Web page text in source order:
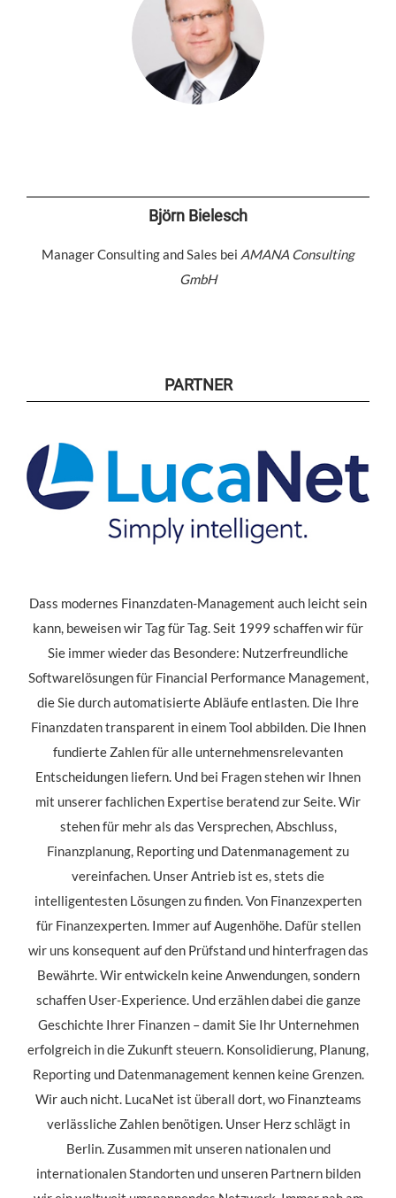
Björn Bielesch
Manager Consulting and Sales bei AMANA Consulting
GmbH
PARTNER
Dass modernes Finanzdaten-Management auch leicht sein
kann, beweisen wir Tag für Tag. Seit 1999 schaffen wir für
Sie immer wieder das Besondere: Nutzerfreundliche
Softwarelösungen für Financial Performance Management,
die Sie durch automatisierte Abläufe entlasten. Die Ihre
Finanzdaten transparent in einem Tool abbilden. Die Ihnen
fundierte Zahlen für alle unternehmensrelevanten
Entscheidungen liefern. Und bei Fragen stehen wir Ihnen
mit unserer fachlichen Expertise beratend zur Seite. Wir
stehen für mehr als das Versprechen, Abschluss,
Finanzplanung, Reporting und Datenmanagement zu
vereinfachen. Unser Antrieb ist es, stets die
intelligentesten Lösungen zu finden. Von Finanzexperten
für Finanzexperten. Immer auf Augenhöhe. Dafür stellen
wir uns konsequent auf den Prüfstand und hinterfragen das
Bewährte. Wir entwickeln keine Anwendungen, sondern
schaffen User-Experience. Und erzählen dabei die ganze
Geschichte Ihrer Finanzen – damit Sie Ihr Unternehmen
erfolgreich in die Zukunft steuern. Konsolidierung, Planung,
Reporting und Datenmanagement kennen keine Grenzen.
Wir auch nicht. LucaNet ist überall dort, wo Finanzteams
verlässliche Zahlen benötigen. Unser Herz schlägt in
Berlin. Zusammen mit unseren nationalen und
internationalen Standorten und unseren Partnern bilden